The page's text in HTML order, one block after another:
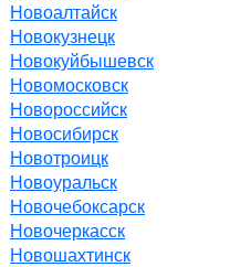
Новоалтайск
Новокузнецк
Новокуйбышевск
Новомосковск
Новороссийск
Новосибирск
Новотроицк
Новоуральск
Новочебоксарск
Новочеркасск
Новошахтинск